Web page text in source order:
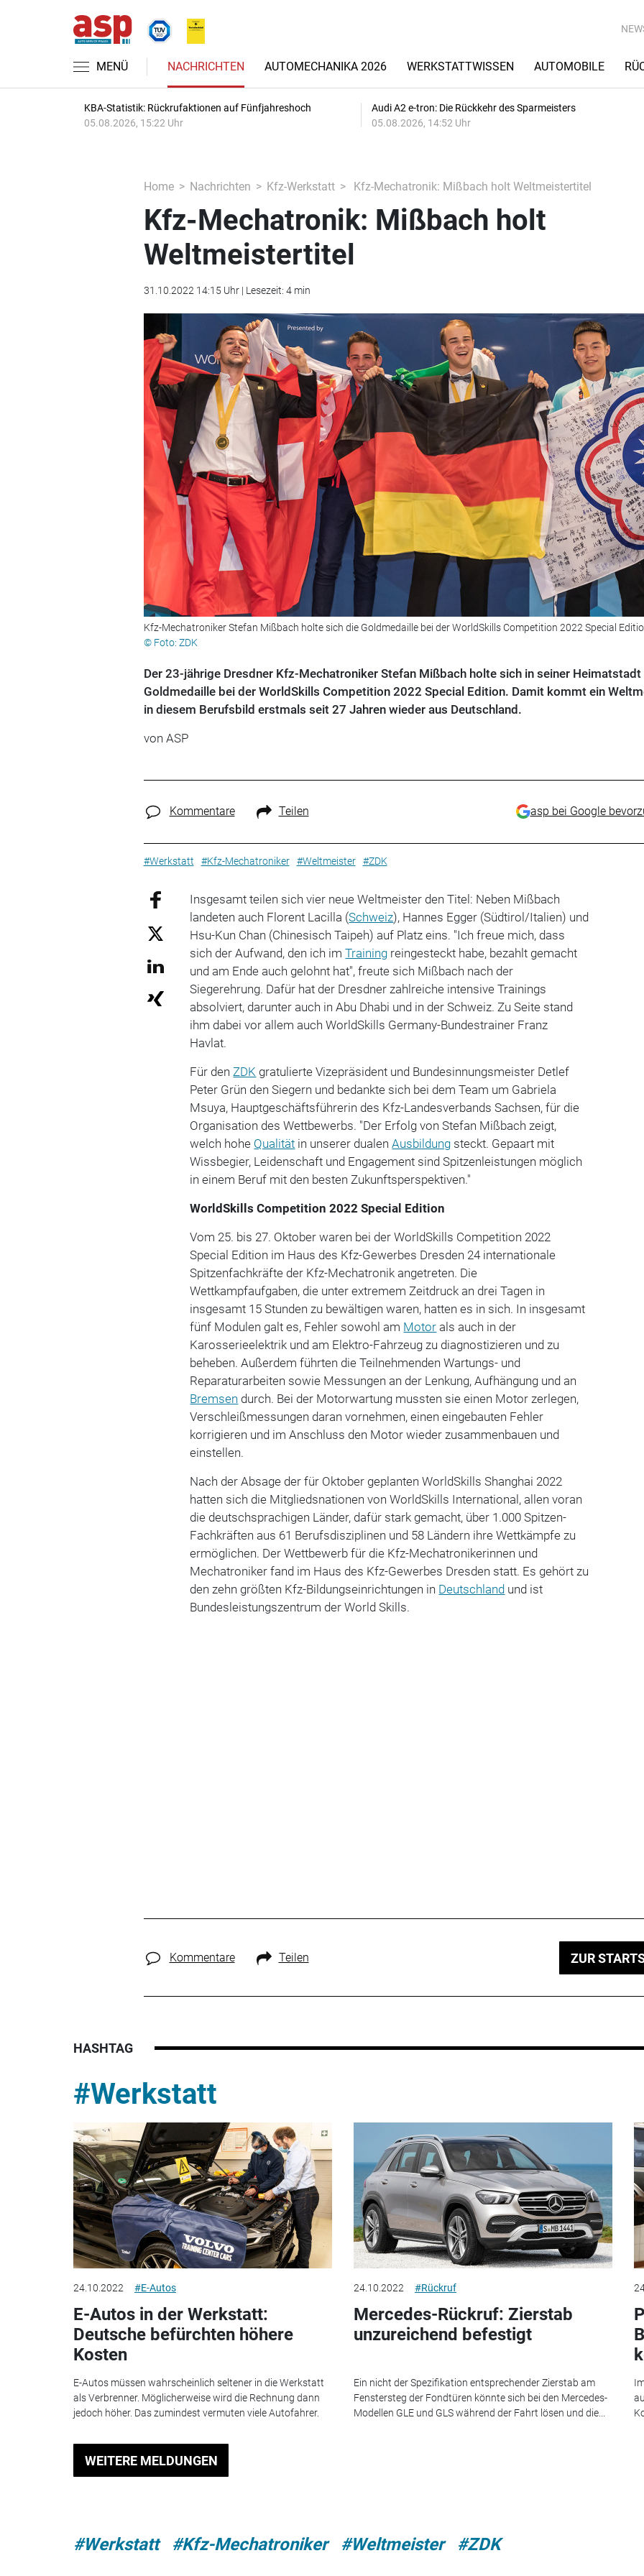
MENÜ NACHRICHTEN AUTOMECHANIKA 2026 WERKSTATTWISSEN AUTOMOBILE
KBA-Statistik: Rückrufaktionen auf Fünfjahreshoch
05.08.2026, 15:22 Uhr
Audi A2 e-tron: Die Rückkehr des Sparmeisters
05.08.2026, 14:52 Uhr
Home Nachrichten Kfz-Werkstatt Kfz-Mechatronik: Mißbach holt Weltmeistertitel
Kfz-Mechatronik: Mißbach holt
Weltmeistertitel
31.10.2022 14:15 Uhr | Lesezeit: 4 min
Kfz-Mechatroniker Stefan Mißbach holte sich die Goldmedaille bei der WorldSkills Competition 2022 Special
© Foto: ZDK
Der 23-jährige Dresdner Kfz-Mechatroniker Stefan Mißbach holte sich in seiner Heimatstadt
Goldmedaille bei der WorldSkills Competition 2022 Special Edition. Damit kommt ein
in diesem Berufsbild erstmals seit 27 Jahren wieder aus Deutschland.
von ASP
Kommentare Teilen asp bei Google
#Werkstatt #Kfz-Mechatroniker #Weltmeister #ZDK
Insgesamt teilen sich vier neue Weltmeister den Titel: Neben Mißbach
landeten auch Florent Lacilla (Schweiz), Hannes Egger (Südtirol/Italien) und
Hsu-Kun Chan (Chinesisch Taipeh) auf Platz eins. "Ich freue mich, dass
sich der Aufwand, den ich imTraining reingesteckt habe, bezahlt gemacht
und am Ende auch gelohnt hat", freute sich Mißbach nach der
Siegerehrung. Dafür hat der Dresdner zahlreiche intensive Trainings
absolviert, darunter auch in Abu Dhabi und in der Schweiz. Zu Seite stand
ihm dabei vor allem auch WorldSkills Germany-Bundestrainer Franz
Havlat.
Für den ZDK gratulierte Vizepräsident und Bundesinnungsmeister Detlef
Peter Grün den Siegern und bedankte sich bei dem Team um Gabriela
Msuya, Hauptgeschäftsführerin des Kfz-Landesverbands Sachsen, für die
Organisation des Wettbewerbs. "Der Erfolg von Stefan Mißbach zeigt,
welch hohe Qualität in unserer dualenAusbildung steckt. Gepaart mit
Wissbegier, Leidenschaft und Engagement sind Spitzenleistungen möglich
in einem Beruf mit den besten Zukunftsperspektiven."
WorldSkills Competition 2022 Special Edition
Vom 25. bis 27. Oktober waren bei der WorldSkills Competition 2022
Special Edition im Haus des Kfz-Gewerbes Dresden 24 internationale
Spitzenfachkräfte der Kfz-Mechatronik angetreten. Die
Wettkampfaufgaben, die unter extremem Zeitdruck an drei Tagen in
insgesamt 15 Stunden zu bewältigen waren, hatten es in sich. In insgesamt
fünf Modulen galt es, Fehler sowohl am Motor als auch in der
Karosserieelektrik und am Elektro-Fahrzeug zu diagnostizieren und zu
beheben. Außerdem führten die Teilnehmenden Wartungs- und
Reparaturarbeiten sowie Messungen an der Lenkung, Aufhängung und an
Bremsen durch. Bei der Motorwartung mussten sie einen Motor zerlegen,
Verschleißmessungen daran vornehmen, einen eingebauten Fehler
korrigieren und im Anschluss den Motor wieder zusammenbauen und
einstellen.
Nach der Absage der für Oktober geplanten WorldSkills Shanghai 2022
hatten sich die Mitgliedsnationen von WorldSkills International, allen voran
die deutschsprachigen Länder, dafür stark gemacht, über 1.000 Spitzen-
Fachkräften aus 61 Berufsdisziplinen und 58 Ländern ihre Wettkämpfe zu
ermöglichen. Der Wettbewerb für die Kfz-Mechatronikerinnen und
Mechatroniker fand im Haus des Kfz-Gewerbes Dresden statt. Es gehört zu
den zehn größten Kfz-Bildungseinrichtungen in Deutschland und ist
Bundesleistungszentrum der World Skills.
Kommentare Teilen ZUR
HASHTAG
#Werkstatt
24.10.2022 #E-Autos
E-Autos in der Werkstatt:
Deutsche befürchten höhere
Kosten
E-Autos müssen wahrscheinlich seltener in die Werkstatt
als Verbrenner. Möglicherweise wird die Rechnung dann
jedoch höher. Das zumindest vermuten viele Autofahrer.
24.10.2022 #Rückruf
Mercedes-Rückruf: Zierstab
unzureichend befestigt
Ein nicht der Spezifikation entsprechender Zierstab am
Fenstersteg der Fondtüren könnte sich bei den Mercedes-
Modellen GLE und GLS während der Fahrt lösen und die...
WEITERE MELDUNGEN
#Werkstatt #Kfz-Mechatroniker #Weltmeister #ZDK